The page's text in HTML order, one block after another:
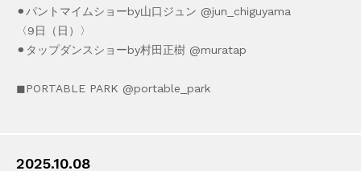
⚫︎パントマイムショーby山口ジュン @jun_chiguyama
〈9日（日）〉
⚫︎タップダンスショーby村田正樹 @muratap
◼︎PORTABLE PARK @portable_park
2025.10.08